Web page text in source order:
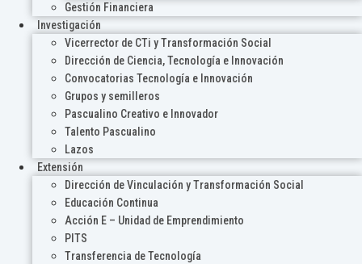
Gestión Financiera
Investigación
Vicerrector de CTi y Transformación Social
Dirección de Ciencia, Tecnología e Innovación
Convocatorias Tecnología e Innovación
Grupos y semilleros
Pascualino Creativo e Innovador
Talento Pascualino
Lazos
Extensión
Dirección de Vinculación y Transformación Social
Educación Continua
Acción E – Unidad de Emprendimiento
PITS
Transferencia de Tecnología